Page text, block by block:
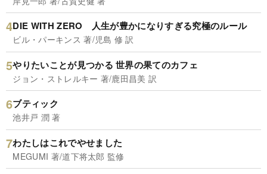
DIE WITH ZERO 人生が豊かになりすぎる究極のルール
ビル・パーキンス 著/児島 修 訳
やりたいことが見つかる 世界の果てのカフェ
ジョン・ストレルキー 著/鹿田昌美 訳
ブティック
池井戸 潤 著
わたしはこれでやせました
MEGUMI 著/道下将太郎 監修